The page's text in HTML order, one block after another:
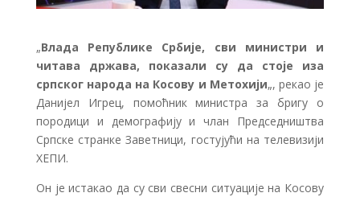
„Влада Републике Србије, сви министри и
читава држава, показали су да стоје иза
српског народа на Косову и Метохији„, рекао је
Данијел Игрец, помоћник министра за бригу о
породици и демографију и члан Председништва
Српске странке Заветници, гостујући на телевизији
ХЕПИ.
Он је истакао да су сви свесни ситуације на Косову